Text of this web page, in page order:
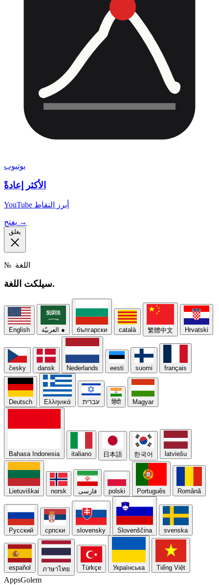
يوتيوب
الأكثر إعادةً
YouTube أبرز النقاط
يفتح →
يغلق
№ اللغة
سيلكتاللغة.
English العربيّة ● български català 繁體中文 Hrvatski
česky dansk Nederlands eesti suomi français
Deutsch Ελληνικά עברית हिंदी Magyar
Bahasa Indonesia italiano 日本語 한국어 latviešu
Lietuviškai norsk فارسی polski Português Română
Русский српски slovensky Slovenščina svenska
español ภาษาไทย Türkçe Українська Tiếng Việt
AppsGolem